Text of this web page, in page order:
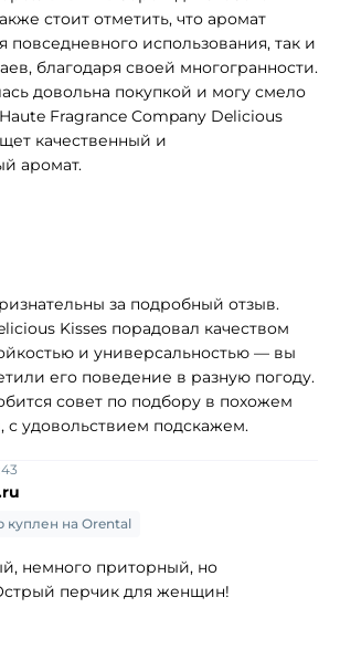
стоит отметить, что аромат
повседневного использования, так и
благодаря своей многогранности.
довольна покупкой и могу смело
Fragrance Company Delicious
качественный и
аромат.
за подробный отзыв.
Kisses порадовал качеством
и универсальностью — вы
его поведение в разную погоду.
совет по подбору в похожем
с удовольствием подскажем.
куплен на Orental
немного приторный, но
перчик для женщин!